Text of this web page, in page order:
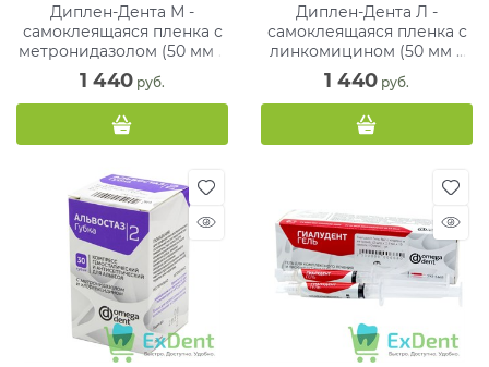
Диплен-Дента М -
самоклеящаяся пленка с
метронидазолом (50 мм х
100 мм)
1 440 руб.
Диплен-Дента Л -
самоклеящаяся пленка с
линкомицином (50 мм х
100 мм)
1 440 руб.